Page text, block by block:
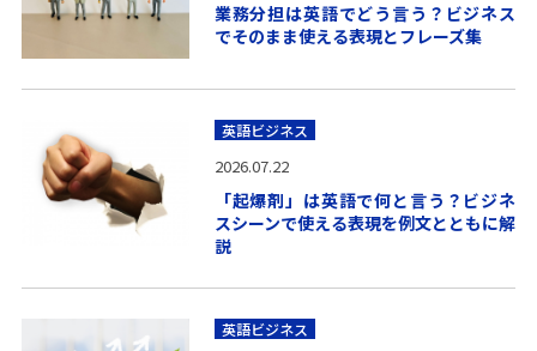
業務分担は英語でどう言う？ビジネス
でそのまま使える表現とフレーズ集
英語ビジネス
「起爆剤」は英語で何と言う？ビジネ
スシーンで使える表現を例文とともに解
説
2026.07.22
英語ビジネス